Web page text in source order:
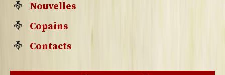
Nouvelles
Copains
Contacts